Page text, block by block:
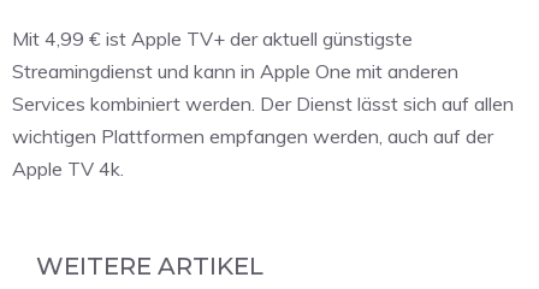
Mit 4,99 € ist Apple TV+ der aktuell günstigste
Streamingdienst und kann in Apple One mit anderen
Services kombiniert werden. Der Dienst lässt sich auf allen
wichtigen Plattformen empfangen werden, auch auf der
Apple TV 4k.
WEITERE ARTIKEL